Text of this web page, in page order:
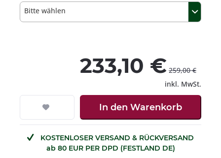
Bitte wählen
233,10 € 259,00 €
inkl. MwSt.
In den Warenkorb
KOSTENLOSER VERSAND & RÜCKVERSAND
ab 80 EUR PER DPD (FESTLAND DE)